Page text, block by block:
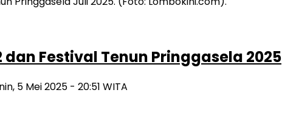
dan Festival Tenun Pringgasela 2025
5 Mei 2025 - 20:51 WITA